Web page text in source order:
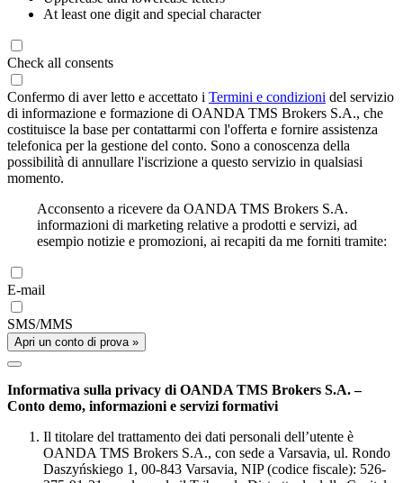
At least one digit and special character
Check all consents
Confermo di aver letto e accettato i Termini e condizioni del servizio
di informazione e formazione di OANDA TMS Brokers S.A., che
costituisce la base per contattarmi con l'offerta e fornire assistenza
telefonica per la gestione del conto. Sono a conoscenza della
possibilità di annullare l'iscrizione a questo servizio in qualsiasi
momento.
Acconsento a ricevere da OANDA TMS Brokers S.A.
informazioni di marketing relative a prodotti e servizi, ad
esempio notizie e promozioni, ai recapiti da me forniti tramite:
E-mail
SMS/MMS
Apri un conto di prova »
Informativa sulla privacy di OANDA TMS Brokers S.A. –
Conto demo, informazioni e servizi formativi
Il titolare del trattamento dei dati personali dell’utente è
OANDA TMS Brokers S.A., con sede a Varsavia, ul. Rondo
Daszyńskiego 1, 00-843 Varsavia, NIP (codice fiscale): 526-